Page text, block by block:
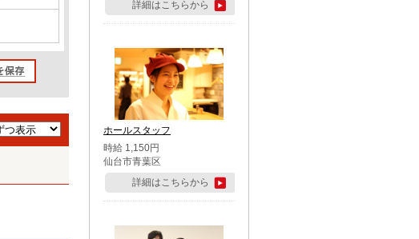
詳細はこちらから
ホールスタッフ
時給 1,150円
仙台市青葉区
詳細はこちらから